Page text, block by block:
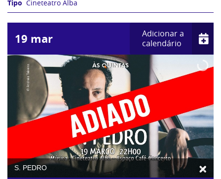
Cineteatro Alba
19 mar
Adicionar a
calendário
S. PEDRO